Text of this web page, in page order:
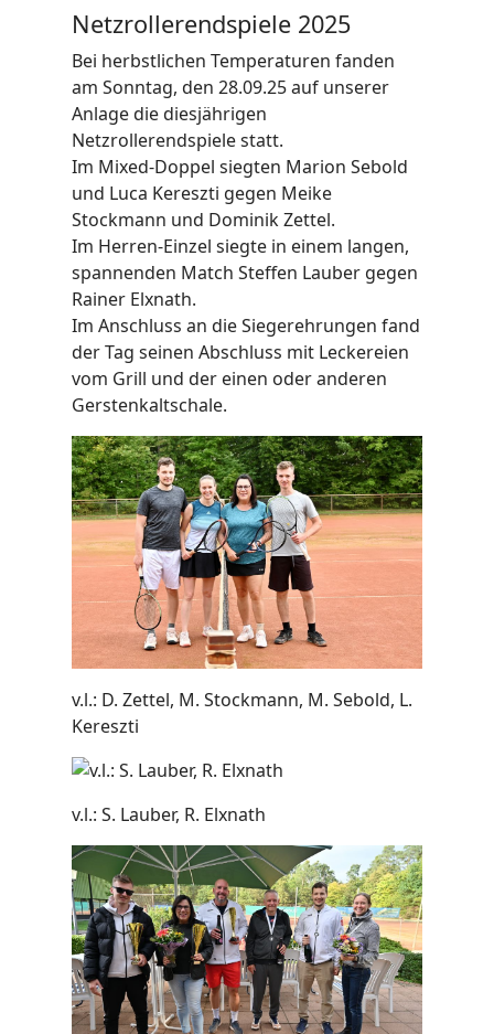
Netzrollerendspiele 2025
Bei herbstlichen Temperaturen fanden
am Sonntag, den 28.09.25 auf unserer
Anlage die diesjährigen
Netzrollerendspiele statt.
Im Mixed-Doppel siegten Marion Sebold
und Luca Kereszti gegen Meike
Stockmann und Dominik Zettel.
Im Herren-Einzel siegte in einem langen,
spannenden Match Steffen Lauber gegen
Rainer Elxnath.
Im Anschluss an die Siegerehrungen fand
der Tag seinen Abschluss mit Leckereien
vom Grill und der einen oder anderen
Gerstenkaltschale.
v.l.: D. Zettel, M. Stockmann, M. Sebold, L.
Kereszti
v.l.: S. Lauber, R. Elxnath